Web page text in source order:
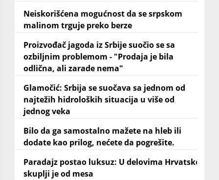
Neiskorišćena mogućnost da se srpskom
malinom trguje preko berze
Proizvođač jagoda iz Srbije suočio se sa
ozbiljnim problemom - "Prodaja je bila
odlična, ali zarade nema"
Glamočić: Srbija se suočava sa jednom od
najtežih hidroloških situacija u više od
jednog veka
Bilo da ga samostalno mažete na hleb ili
dodate kao prilog, nećete da pogrešite.
Paradajz postao luksuz: U delovima Hrvatske
skuplji je od mesa